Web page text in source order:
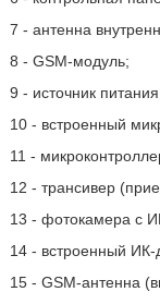
7 - антенна
8 - GSM-модуль;
9 - источник
10 - встроенный
11 -
12 - трансивер
13 - фотокамера с
14 - встроенный ИК-
15 - GSM-антенна